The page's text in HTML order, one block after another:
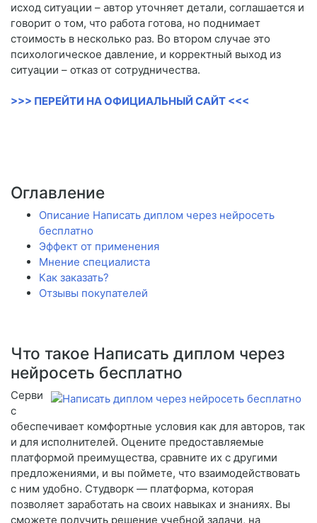
исход ситуации – автор уточняет детали, соглашается и
говорит о том, что работа готова, но поднимает
стоимость в несколько раз. Во втором случае это
психологическое давление, и корректный выход из
ситуации – отказ от сотрудничества.
>>> ПЕРЕЙТИ НА ОФИЦИАЛЬНЫЙ САЙТ <<<
Оглавление
Описание Написать диплом через нейросеть
бесплатно
Эффект от применения
Мнение специалиста
Как заказать?
Отзывы покупателей
Что такое Написать диплом через
нейросеть бесплатно
Серви
с
обеспечивает комфортные условия как для авторов, так
и для исполнителей. Оцените предоставляемые
платформой преимущества, сравните их с другими
предложениями, и вы поймете, что взаимодействовать
с ним удобно. Студворк — платформа, которая
позволяет заработать на своих навыках и знаниях. Вы
сможете получить решение учебной задачи, на